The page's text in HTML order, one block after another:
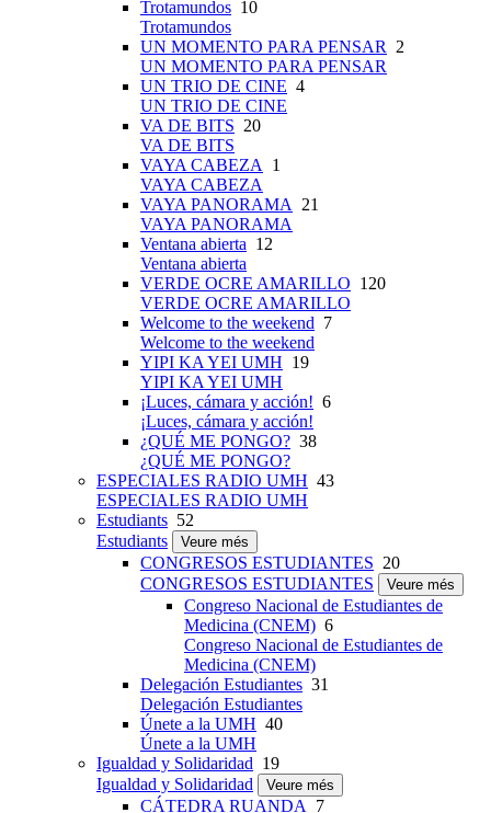
Trotamundos 10
Trotamundos
UN MOMENTO PARA PENSAR
2
UN MOMENTO PARA PENSAR
UN TRIO DE CINE 4
UN TRIO DE CINE
VA DE BITS 20
VA DE BITS
VAYA CABEZA
1
VAYA CABEZA
VAYA PANORAMA
21
VAYA PANORAMA
Ventana abierta 12
Ventana abierta
VERDE OCRE AMARILLO 120
VERDE OCRE AMARILLO
Welcome to the weekend 7
Welcome to the weekend
YIPI KA YEI UMH 19
YIPI KA YEI UMH
¡Luces, cámara y acción! 6
¡Luces, cámara y acción!
¿QUÉ ME PONGO? 38
¿QUÉ ME PONGO?
ESPECIALES RADIO UMH 43
ESPECIALES RADIO UMH
Estudiants 52
Estudiants
Veure més
CONGRESOS ESTUDIANTES 20
CONGRESOS ESTUDIANTES
Veure més
Congreso Nacional de Estudiantes de
Medicina (CNEM) 6
Congreso Nacional de Estudiantes de
Medicina (CNEM)
Delegación Estudiantes 31
Delegación Estudiantes
Únete a la UMH 40
Únete a la UMH
Igualdad y Solidaridad 19
Igualdad y Solidaridad
Veure més
CÁTEDRA RUANDA
7